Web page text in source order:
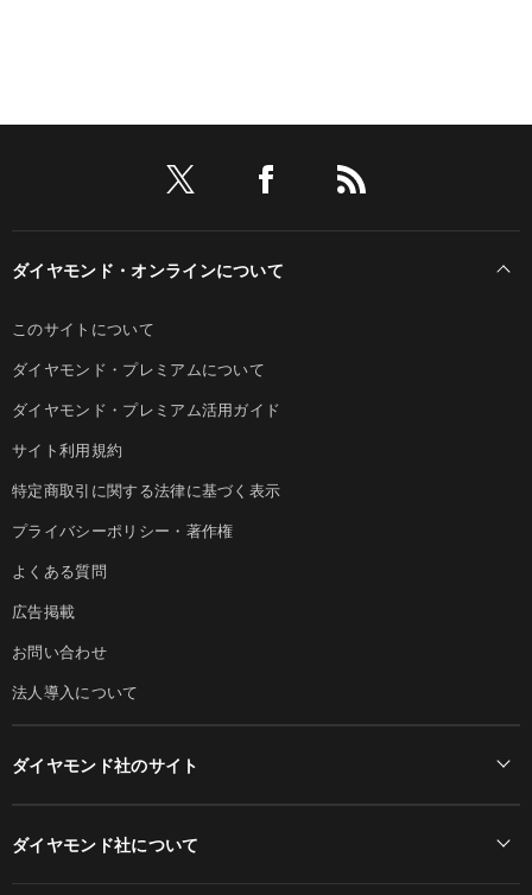
ダイヤモンド・オンラインについて
このサイトについて
ダイヤモンド・プレミアムについて
ダイヤモンド・プレミアム活用ガイド
サイト利用規約
特定商取引に関する法律に基づく表示
プライバシーポリシー・著作権
よくある質問
広告掲載
お問い合わせ
法人導入について
ダイヤモンド社のサイト
ダイヤモンド社について